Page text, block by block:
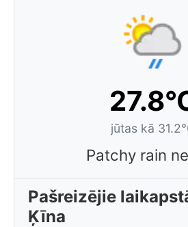
jūtas kā
Patchy rain
Pašreizējie
Ķīna